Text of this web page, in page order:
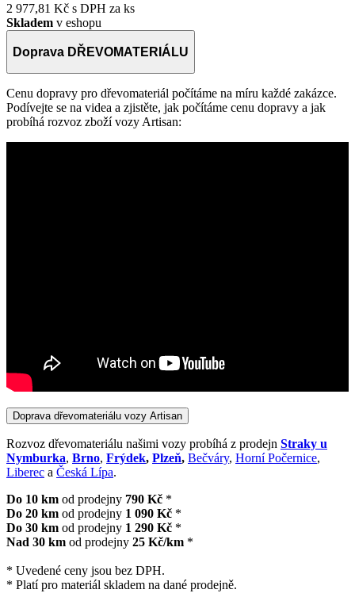
2 977,81 Kč s DPH za ks
Skladem v eshopu
Doprava DŘEVOMATERIÁLU
Cenu dopravy pro dřevomateriál počítáme na míru každé zakázce.
Podívejte se na videa a zjistěte, jak počítáme cenu dopravy a jak
probíhá rozvoz zboží vozy Artisan:
Doprava dřevomateriálu vozy Artisan
Rozvoz dřevomateriálu našimi vozy probíhá z prodejn Straky u
Nymburka, Brno, Frýdek, Plzeň, Bečváry, Horní Počernice,
Liberec a Česká Lípa.
Do 10 km od prodejny 790 Kč *
Do 20 km od prodejny 1 090 Kč *
Do 30 km od prodejny 1 290 Kč *
Nad 30 km od prodejny 25 Kč/km *
* Uvedené ceny jsou bez DPH.
* Platí pro materiál skladem na dané prodejně.